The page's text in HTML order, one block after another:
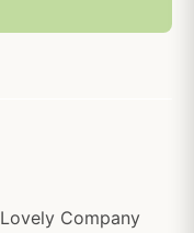
Company